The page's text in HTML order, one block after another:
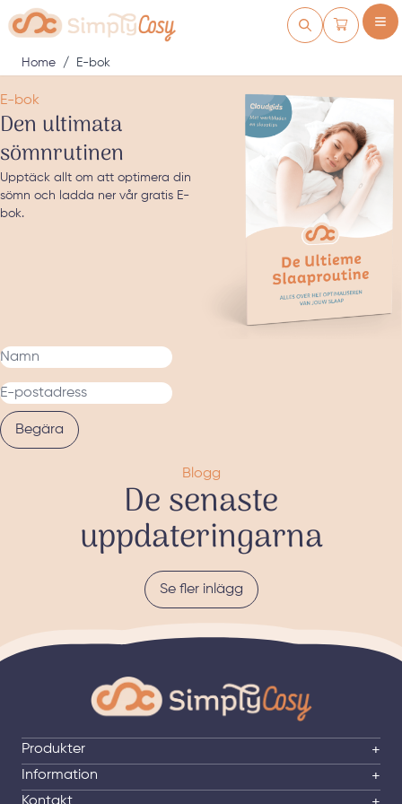
Skip to Content
Kundvagn
Home / E-bok
E-bok
Den ultimata
sömnrutinen
Upptäck allt om att optimera din
sömn och ladda ner vår gratis E-
bok.
Begära
Blogg
De senaste
uppdateringarna
Se fler inlägg
Produkter +
Information +
Kontakt